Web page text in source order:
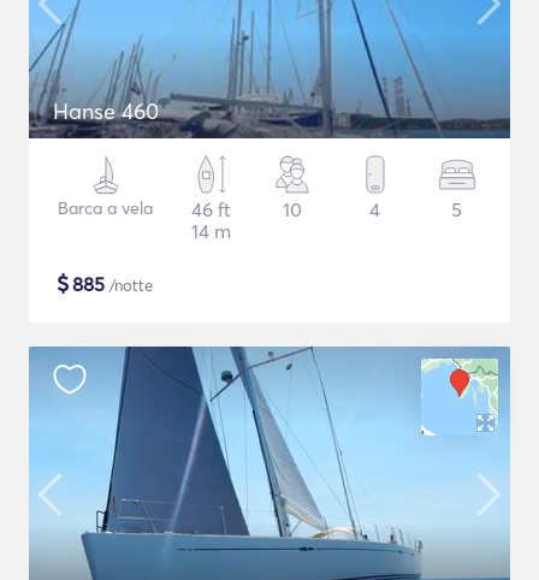
Hanse 460
Barca a vela
46 ft
14 m
10 4 5
$885 /notte